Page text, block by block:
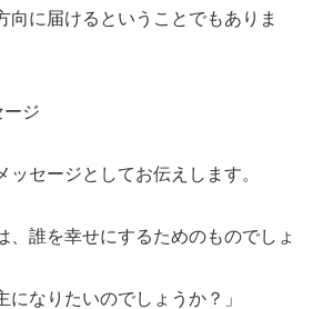
向に届けるということでもありま
ジ
ッセージとしてお伝えします。
、誰を幸せにするためのものでしょ
になりたいのでしょうか？」